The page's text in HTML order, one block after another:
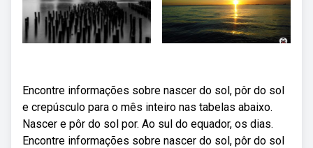
Encontre informações sobre nascer do sol, pôr do sol
e crepúsculo para o mês inteiro nas tabelas abaixo.
Nascer e pôr do sol por. Ao sul do equador, os dias.
Encontre informações sobre nascer do sol, pôr do sol